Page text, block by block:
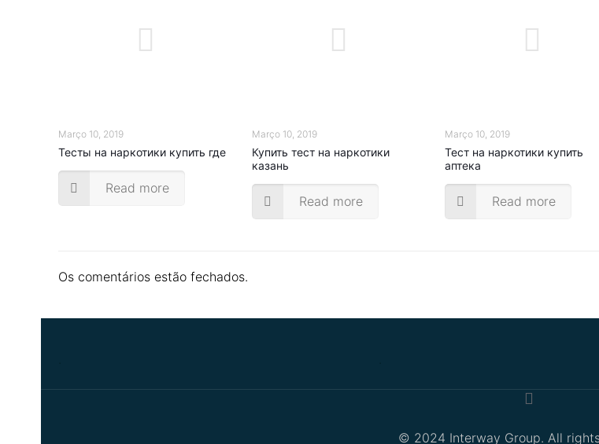
Março 10, 2019
Тесты на наркотики купить где
Read more
Março 10, 2019
Купить тест на наркотики
казань
Read more
Março 10, 2019
Тест на наркотики купить
аптека
Read more
Os comentários estão fechados.
© 2024 Interway Group. All